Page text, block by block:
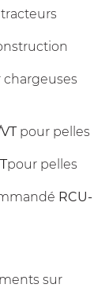
chargeuses
pour pelles
pour pelles
RCU-
sur